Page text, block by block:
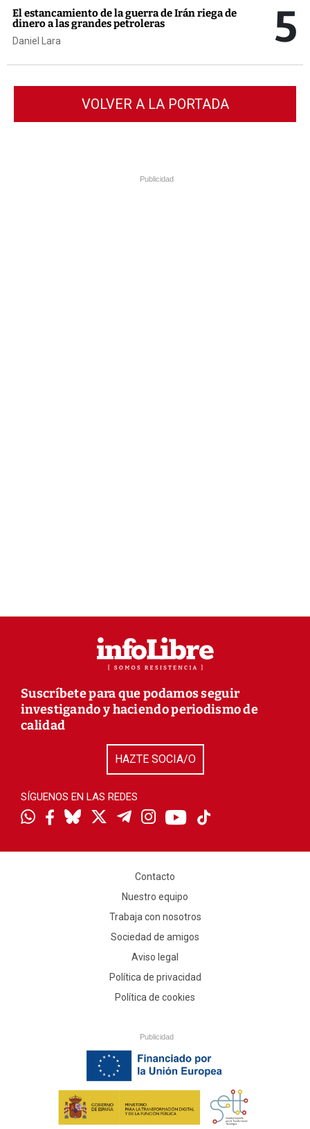
El estancamiento de la guerra de Irán riega de
dinero a las grandes petroleras
Daniel Lara 5
VOLVER A LA PORTADA
Publicidad
Suscríbete para que podamos seguir
investigando y haciendo periodismo de
calidad
HAZTE SOCIA/O
SÍGUENOS EN LAS REDES
Contacto
Nuestro equipo
Trabaja con nosotros
Sociedad de amigos
Aviso legal
Política de privacidad
Política de cookies
Publicidad